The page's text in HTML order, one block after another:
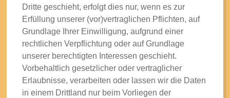
Dritte geschieht, erfolgt dies nur, wenn es zur
Erfüllung unserer (vor)vertraglichen Pflichten, auf
Grundlage Ihrer Einwilligung, aufgrund einer
rechtlichen Verpflichtung oder auf Grundlage
unserer berechtigten Interessen geschieht.
Vorbehaltlich gesetzlicher oder vertraglicher
Erlaubnisse, verarbeiten oder lassen wir die Daten
in einem Drittland nur beim Vorliegen der